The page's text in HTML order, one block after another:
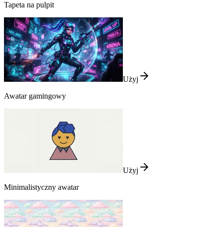
Tapeta na pulpit
Użyj
Awatar gamingowy
Użyj
Minimalistyczny awatar